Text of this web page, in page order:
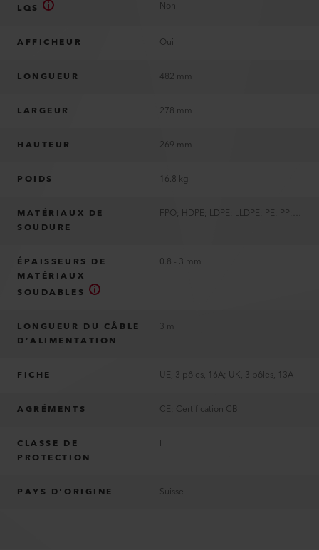
LQS Non
AFFICHEUR Oui
LONGUEUR 482 mm
LARGEUR 278 mm
HAUTEUR 269 mm
POIDS 16.8 kg
MATÉRIAUX DE
SOUDURE
ÉPAISSEURS DE
MATÉRIAUX
SOUDABLES
0.8 - 3 mm
LONGUEUR DU CÂBLE
D’ALIMENTATION
3 m
FICHE UE, 3 pôles, 16A; UK, 3 pôles, 13A
AGRÉMENTS CE; Certification CB
CLASSE DE
PROTECTION
I
PAYS D'ORIGINE Suisse